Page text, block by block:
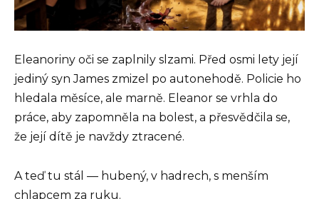
Eleanoriny oči se zaplnily slzami. Před osmi lety její
jediný syn James zmizel po autonehodě. Policie ho
hledala měsíce, ale marně. Eleanor se vrhla do
práce, aby zapomněla na bolest, a přesvědčila se,
že její dítě je navždy ztracené.
A teď tu stál — hubený, v hadrech, s menším
chlapcem za ruku.